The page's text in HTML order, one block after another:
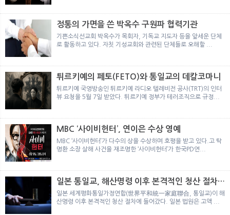
정통의 가면을 쓴 박옥수 구원파 협력기관
기쁜소식선교회 박옥수가 목회자, 기독교 지도자 등을 앞세운 단체
로 활동하고 있다. 자칫 기성교회와 관련된 단체들로 오해할 ...
튀르키예의 페토(FETO)와 통일교의 데칼코마니
튀르키예 국영방송인 튀르키예 라디오 텔레비전 공사(TRT)의 인터
뷰 요청을 5월 7일 받았다. 튀르키예 정부가 테러조직으로 규정...
MBC ‘사이비헌터’, 연이은 수상 영예
MBC ‘사이비헌터’가 다수의 상을 수상하며 호평을 받고 있다.고 탁
명환 소장 살해 사건을 재조명한 ‘사이비헌터’가 한국PD연...
일본 통일교, 해산명령 이후 본격적인 청산 절차
돌입
일본 세계평화통일가정연합(世界平和統一家庭聯合, 통일교)이 해
산명령 이후 본격적인 청산 절차에 들어갔다. 일본 법원은 고액 ...